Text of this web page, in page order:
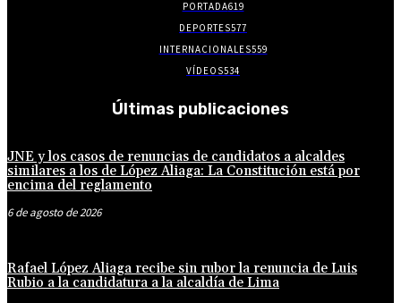
PORTADA619
DEPORTES577
INTERNACIONALES559
VÍDEOS534
Últimas publicaciones
JNE y los casos de renuncias de candidatos a alcaldes
similares a los de López Aliaga: La Constitución está por
encima del reglamento
6 de agosto de 2026
Rafael López Aliaga recibe sin rubor la renuncia de Luis
Rubio a la candidatura a la alcaldía de Lima